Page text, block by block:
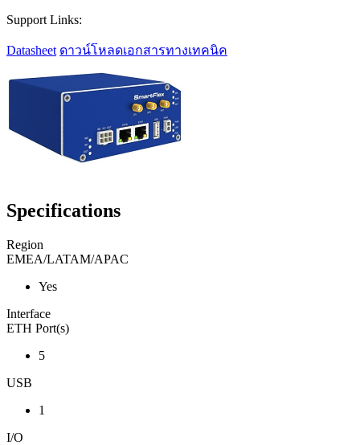
Support Links:
Datasheet ดาวน์โหลดเอกสารทางเทคนิค
Specifications
Region
EMEA/LATAM/APAC
Yes
Interface
ETH Port(s)
5
USB
1
I/O